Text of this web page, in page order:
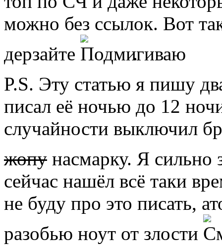
можно без ссылок. Вот
дерзайте
.
P.S. Эту статью я пишу
писал её ночью до 12
случайности выключил
жопу насмарку. Я сильно
сейчас нашёл всё таки
не буду про это писать,
разобью ноут от злости